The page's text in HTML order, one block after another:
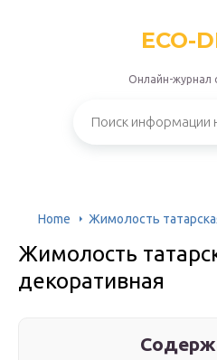
ECO-
Онлайн-журнал
Home Жимолость
Жимолость
декоративная